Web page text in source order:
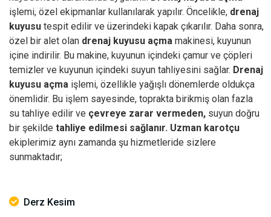
işlemi, özel ekipmanlar kullanılarak yapılır. Öncelikle, drenaj
kuyusu tespit edilir ve üzerindeki kapak çıkarılır. Daha sonra,
özel bir alet olan drenaj kuyusu açma makinesi, kuyunun
içine indirilir. Bu makine, kuyunun içindeki çamur ve çöpleri
temizler ve kuyunun içindeki suyun tahliyesini sağlar. Drenaj
kuyusu açma işlemi, özellikle yağışlı dönemlerde oldukça
önemlidir. Bu işlem sayesinde, toprakta birikmiş olan fazla
su tahliye edilir ve çevreye zarar vermeden, suyun doğru
bir şekilde tahliye edilmesi sağlanır. Uzman karotçu
ekiplerimiz aynı zamanda şu hizmetleride sizlere
sunmaktadır;
Derz Kesim